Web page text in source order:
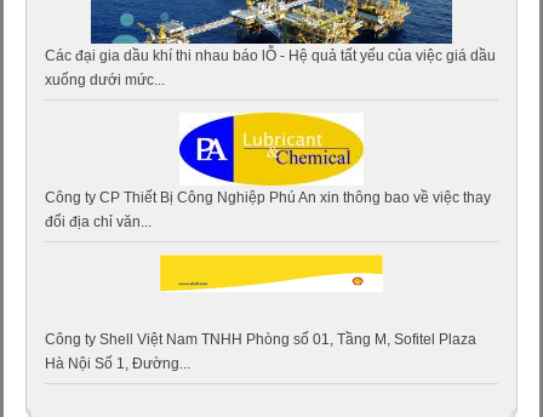
Các đại gia dầu khí thi nhau báo lỖ - Hệ quả tất yếu của việc giá dầu
xuống dưới mức...
Công ty CP Thiết Bị Công Nghiệp Phú An xin thông bao về việc thay
đổi địa chỉ văn...
Công ty Shell Việt Nam TNHH Phòng số 01, Tầng M, Sofitel Plaza
Hà Nội Số 1, Đường...